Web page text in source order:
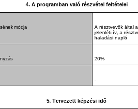
4. A programban való részvétel feltételei
módja
A résztvevők által
jelenléti ív, a
haladási napló
20%
-
5. Tervezett képzési idő